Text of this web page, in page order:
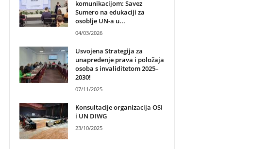
komunikacijom: Savez
Sumero na edukaciji za
osoblje UN-a u...
04/03/2026
Usvojena Strategija za
unapređenje prava i položaja
osoba s invaliditetom 2025–
2030!
07/11/2025
Konsultacije organizacija OSI
i UN DIWG
23/10/2025